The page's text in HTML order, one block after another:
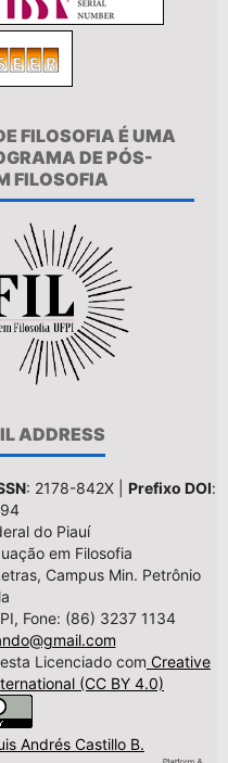
FILOSOFIA É UMA
DE PÓS-
FILOSOFIA
ADDRESS
: 2178-842X | Prefixo DOI:
do Piauí
em Filosofia
Campus Min. Petrônio
Fone: (86) 3237 1134
Licenciado com Creative
(CC BY 4.0)
Andrés Castillo B.